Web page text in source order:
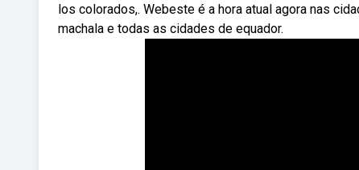
los colorados,. Webeste é a hora atual agora nas
machala e todas as cidades de equador.